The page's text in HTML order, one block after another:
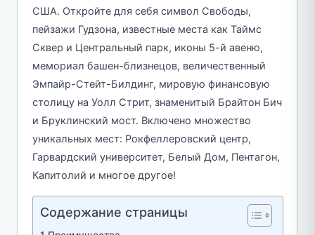
США. Откройте для себя символ Свободы,
пейзажи Гудзона, известные места как Таймс
Сквер и Центральный парк, иконы 5-й авеню,
мемориал башен-близнецов, величественный
Эмпайр-Стейт-Билдинг, мировую финансовую
столицу на Уолл Стрит, знаменитый Брайтон Бич
и Бруклинский мост. Включено множество
уникальных мест: Рокфеллеровский центр,
Гарвардский университет, Белый Дом, Пентагон,
Капитолий и многое другое!
Содержание страницы